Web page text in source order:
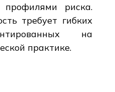
профилями риска.
требует гибких
на
практике.